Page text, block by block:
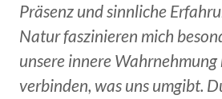
Präsenz und sinnliche
Natur faszinieren mich
unsere innere Wahrnehmung
verbinden, was uns umgibt.